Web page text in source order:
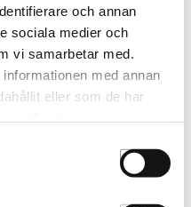
och annan
sociala medier och
vi samarbetar med.
med annan
eller som de har
Toppapper Vikta 500st
57142